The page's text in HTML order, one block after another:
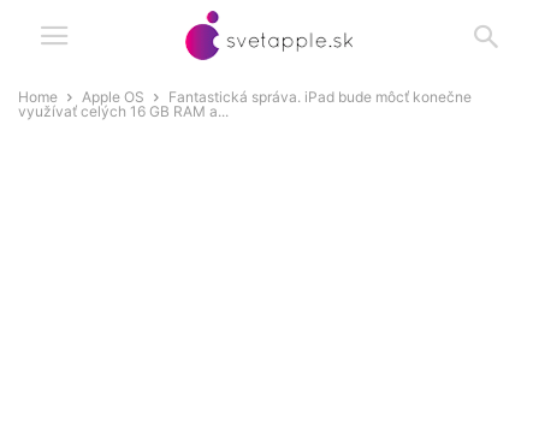
Home Apple OS
Fantastická správa. iPad bude môcť konečne
využívať celých 16 GB RAM a...